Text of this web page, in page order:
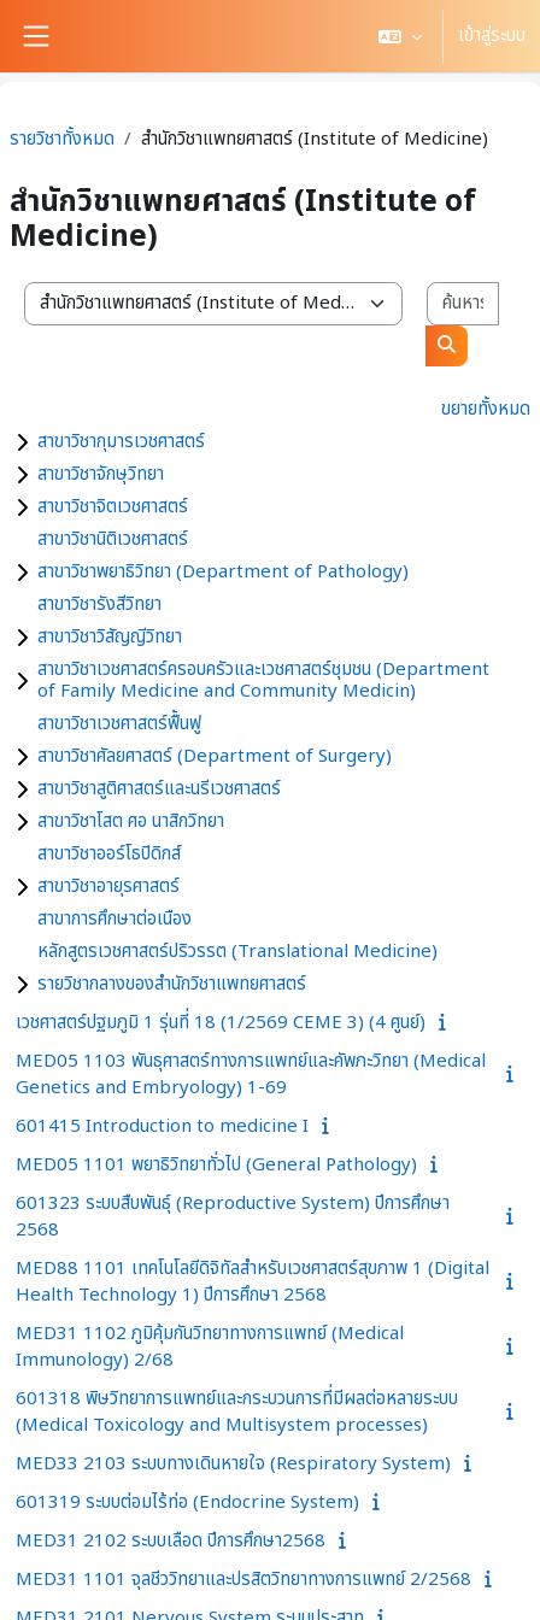
เข้าสู่ระบบ
รายวิชาทั้งหมด สำนักวิชาแพทยศาสตร์ (Institute of Medicine)
สำนักวิชาแพทยศาสตร์ (Institute of
Medicine)
สาขาวิชา / สำนักวิชา
ค้นหารายวิช
ขยายทั้งหมด
สาขาวิชากุมารเวชศาสตร์
สาขาวิชาจักษุวิทยา
สาขาวิชาจิตเวชศาสตร์
สาขาวิชานิติเวชศาสตร์
สาขาวิชาพยาธิวิทยา (Department of Pathology)
สาขาวิชารังสีวิทยา
สาขาวิชาวิสัญญีวิทยา
สาขาวิชาเวชศาสตร์ครอบครัวและเวชศาสตร์ชุมชน (Department
of Family Medicine and Community Medicin)
สาขาวิชาเวชศาสตร์ฟื้นฟู
สาขาวิชาศัลยศาสตร์ (Department of Surgery)
สาขาวิชาสูติศาสตร์และนรีเวชศาสตร์
สาขาวิชาโสต ศอ นาสิกวิทยา
สาขาวิชาออร์โธปิดิกส์
สาขาวิชาอายุรศาสตร์
สาขาการศึกษาต่อเนือง
หลักสูตรเวชศาสตร์ปริวรรต (Translational Medicine)
รายวิชากลางของสำนักวิชาแพทยศาสตร์
เวชศาสตร์ปฐมภูมิ 1 รุ่นที่ 18 (1/2569 CEME 3) (4 ศูนย์)
MED05 1103 พันธุศาสตร์ทางการแพทย์และคัพภะวิทยา (Medical
Genetics and Embryology) 1-69
601415 Introduction to medicine I
MED05 1101 พยาธิวิทยาทั่วไป (General Pathology)
601323 ระบบสืบพันธุ์ (Reproductive System) ปีการศึกษา
2568
MED88 1101 เทคโนโลยีดิจิทัลสำหรับเวชศาสตร์สุขภาพ 1 (Digital
Health Technology 1) ปีการศึกษา 2568
MED31 1102 ภูมิคุ้มกันวิทยาทางการแพทย์ (Medical
Immunology) 2/68
601318 พิษวิทยาการแพทย์และกระบวนการที่มีผลต่อหลายระบบ
(Medical Toxicology and Multisystem processes)
MED33 2103 ระบบทางเดินหายใจ (Respiratory System)
601319 ระบบต่อมไร้ท่อ (Endocrine System)
MED31 2102 ระบบเลือด ปีการศึกษา2568
MED31 1101 จุลชีววิทยาและปรสิตวิทยาทางการแพทย์ 2/2568